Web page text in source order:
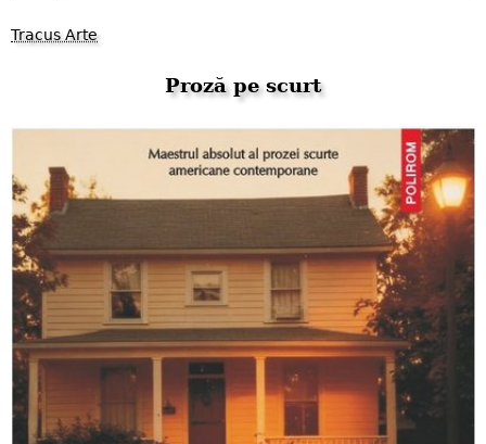
Tracus Arte
Proză pe scurt